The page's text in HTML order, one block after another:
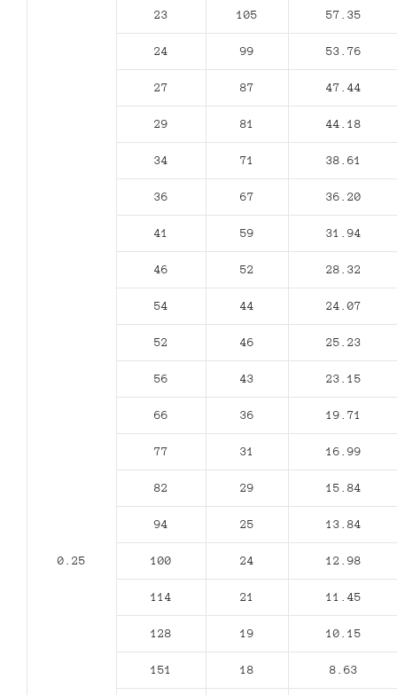
0.25
23 105 57.35
24 99 53.76
27 87 47.44
29 81 44.18
34 71 38.61
36 67 36.20
41 59 31.94
46 52 28.32
54 44 24.07
52 46 25.23
56 43 23.15
66 36 19.71
77 31 16.99
82 29 15.84
94 25 13.84
100 24 12.98
114 21 11.45
128 19 10.15
151 18 8.63